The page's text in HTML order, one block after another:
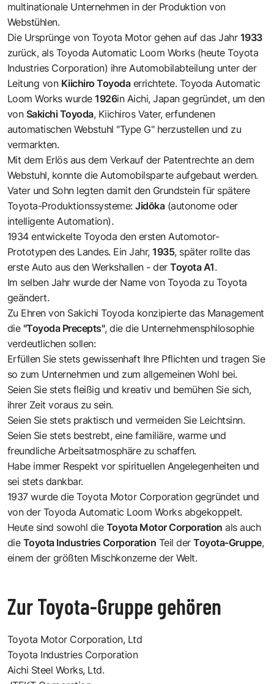
multinationale Unternehmen in der Produktion von
Webstühlen.
Die Ursprünge von Toyota Motor gehen auf das Jahr 1933
zurück, als Toyoda Automatic Loom Works (heute Toyota
Industries Corporation) ihre Automobilabteilung unter der
Leitung von Kiichiro Toyodaerrichtete. Toyoda Automatic
Loom Works wurde1926in Aichi, Japan gegründet, um den
von Sakichi Toyoda, Kiichiros Vater, erfundenen
automatischen Webstuhl "Type G" herzustellen und zu
vermarkten.
Mit dem Erlös aus dem Verkauf der Patentrechte an dem
Webstuhl, konnte die Automobilsparte aufgebaut werden.
Vater und Sohn legten damit den Grundstein für spätere
Toyota-Produktionssysteme:Jidōka(autonome oder
intelligente Automation).
1934 entwickelte Toyoda den ersten Automotor-
Prototypen des Landes. Ein Jahr,1935, später rollte das
erste Auto aus den Werkshallen - derToyota A1.
Im selben Jahr wurde der Name von Toyoda zu Toyota
geändert.
Zu Ehren von Sakichi Toyoda konzipierte das Management
die "Toyoda Precepts", die die Unternehmensphilosophie
verdeutlichen sollen:
Erfüllen Sie stets gewissenhaft Ihre Pflichten und tragen Sie
so zum Unternehmen und zum allgemeinen Wohl bei.
Seien Sie stets fleißig und kreativ und bemühen Sie sich,
ihrer Zeit voraus zu sein.
Seien Sie stets praktisch und vermeiden Sie Leichtsinn.
Seien Sie stets bestrebt, eine familiäre, warme und
freundliche Arbeitsatmosphäre zu schaffen.
Habe immer Respekt vor spirituellen Angelegenheiten und
sei stets dankbar.
1937 wurde die Toyota Motor Corporation gegründet und
von der Toyoda Automatic Loom Works abgekoppelt.
Heute sind sowohl die Toyota Motor Corporation als auch
die Toyota Industries Corporation Teil derToyota-Gruppe,
einem der größten Mischkonzerne der Welt.
Zur Toyota-Gruppe gehören
Toyota Motor Corporation, Ltd
Toyota Industries Corporation
Aichi Steel Works, Ltd.